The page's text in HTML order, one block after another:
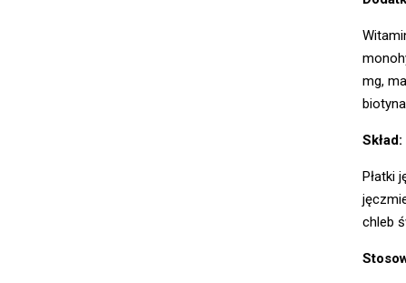
mg,
Skład:
Płatki
chleb